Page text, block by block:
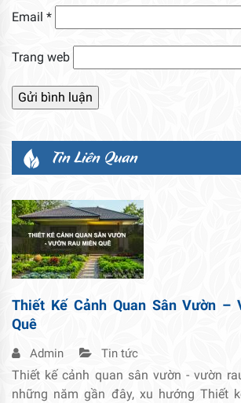
Email *
Trang web
Tin Liên Quan
Thiết Kế Cảnh Quan Sân Vườn –
Quê
Admin Tin tức
Thiết kế cảnh quan sân vườn - vườn
những năm gần đây, xu hướng Thiết